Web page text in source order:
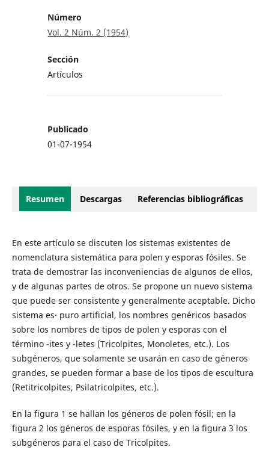
Número
Vol. 2 Núm. 2 (1954)
Sección
Artículos
Publicado
01-07-1954
Resumen Descargas Referencias bibliográficas
En este artículo se discuten los sistemas existentes de
nomenclatura sistemática para polen y esporas fósiles. Se
trata de demostrar las inconveniencias de algunos de ellos,
y de algunas partes de otros. Se propone un nuevo sistema
que puede ser consistente y generalmente aceptable. Dicho
sistema es· puro artificial, los nombres genéricos basados
sobre los nombres de tipos de polen y esporas con el
término -ites y -letes (Tricolpites, Monoletes, etc.). Los
subgéneros, que solamente se usarán en caso de géneros
grandes, se pueden formar a base de los tipos de escultura
(Retitricolpites, Psilatricolpites, etc.).
En la figura 1 se hallan los géneros de polen fósil; en la
figura 2 los géneros de esporas fósiles, y en la figura 3 los
subgéneros para el caso de Tricolpites.